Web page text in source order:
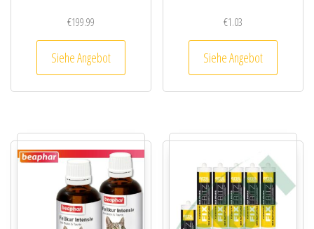
€199.99
Siehe Angebot
€1.03
Siehe Angebot